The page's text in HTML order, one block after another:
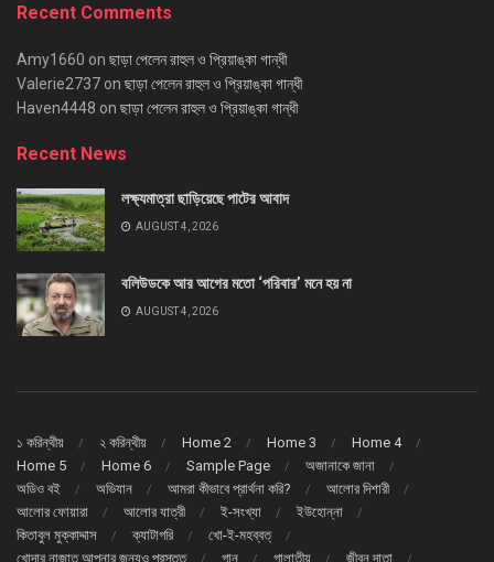
Recent Comments
Amy1660 on ছাড়া পেলেন রাহুল ও প্রিয়াঙ্কা গান্ধী
Valerie2737 on ছাড়া পেলেন রাহুল ও প্রিয়াঙ্কা গান্ধী
Haven4448 on ছাড়া পেলেন রাহুল ও প্রিয়াঙ্কা গান্ধী
Recent News
লক্ষ্যমাত্রা ছাড়িয়েছে পাটের আবাদ
AUGUST 4, 2026
বলিউডকে আর আগের মতো ‘পরিবার’ মনে হয় না
AUGUST 4, 2026
১ করিন্থীয় ২ করিন্থীয় Home 2 Home 3
Home 4
Home 5
Home 6 Sample Page
অজানাকে জানা
অডিও বই
অভিযান আমরা কীভাবে প্রার্থনা করি?
আলোর দিশারী
আলোর ফোয়ারা
আলোর যাত্রী ই-সংখ্যা
ইউহোন্না
কিতাবুল মুক্কাদ্দাস
ক্যাটাগরি
খো-ই-মহব্বত্
খোদার নাজাত আপনার জন্যও প্রস্তুত
গান গালাতীয় জীবন দাতা